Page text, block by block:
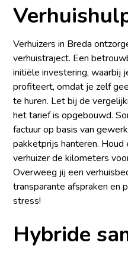
Verhuizers in Breda
verhuistraject. Een
initiële investering, waarbij
profiteert, omdat je zelf
te huren. Let bij de
het tarief is opgebouwd.
factuur op basis van
pakketprijs hanteren.
verhuizer de kilometers
Overweeg jij een
transparante afspraken en
stress!
Hybride